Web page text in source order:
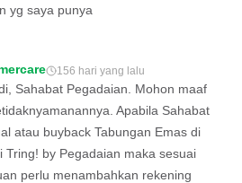
yg saya punya
156 hari yang lalu
Sahabat Pegadaian. Mohon maaf
Apabila Sahabat
atau buyback Tabungan Emas di
Tring! by Pegadaian maka sesuai
perlu menambahkan rekening